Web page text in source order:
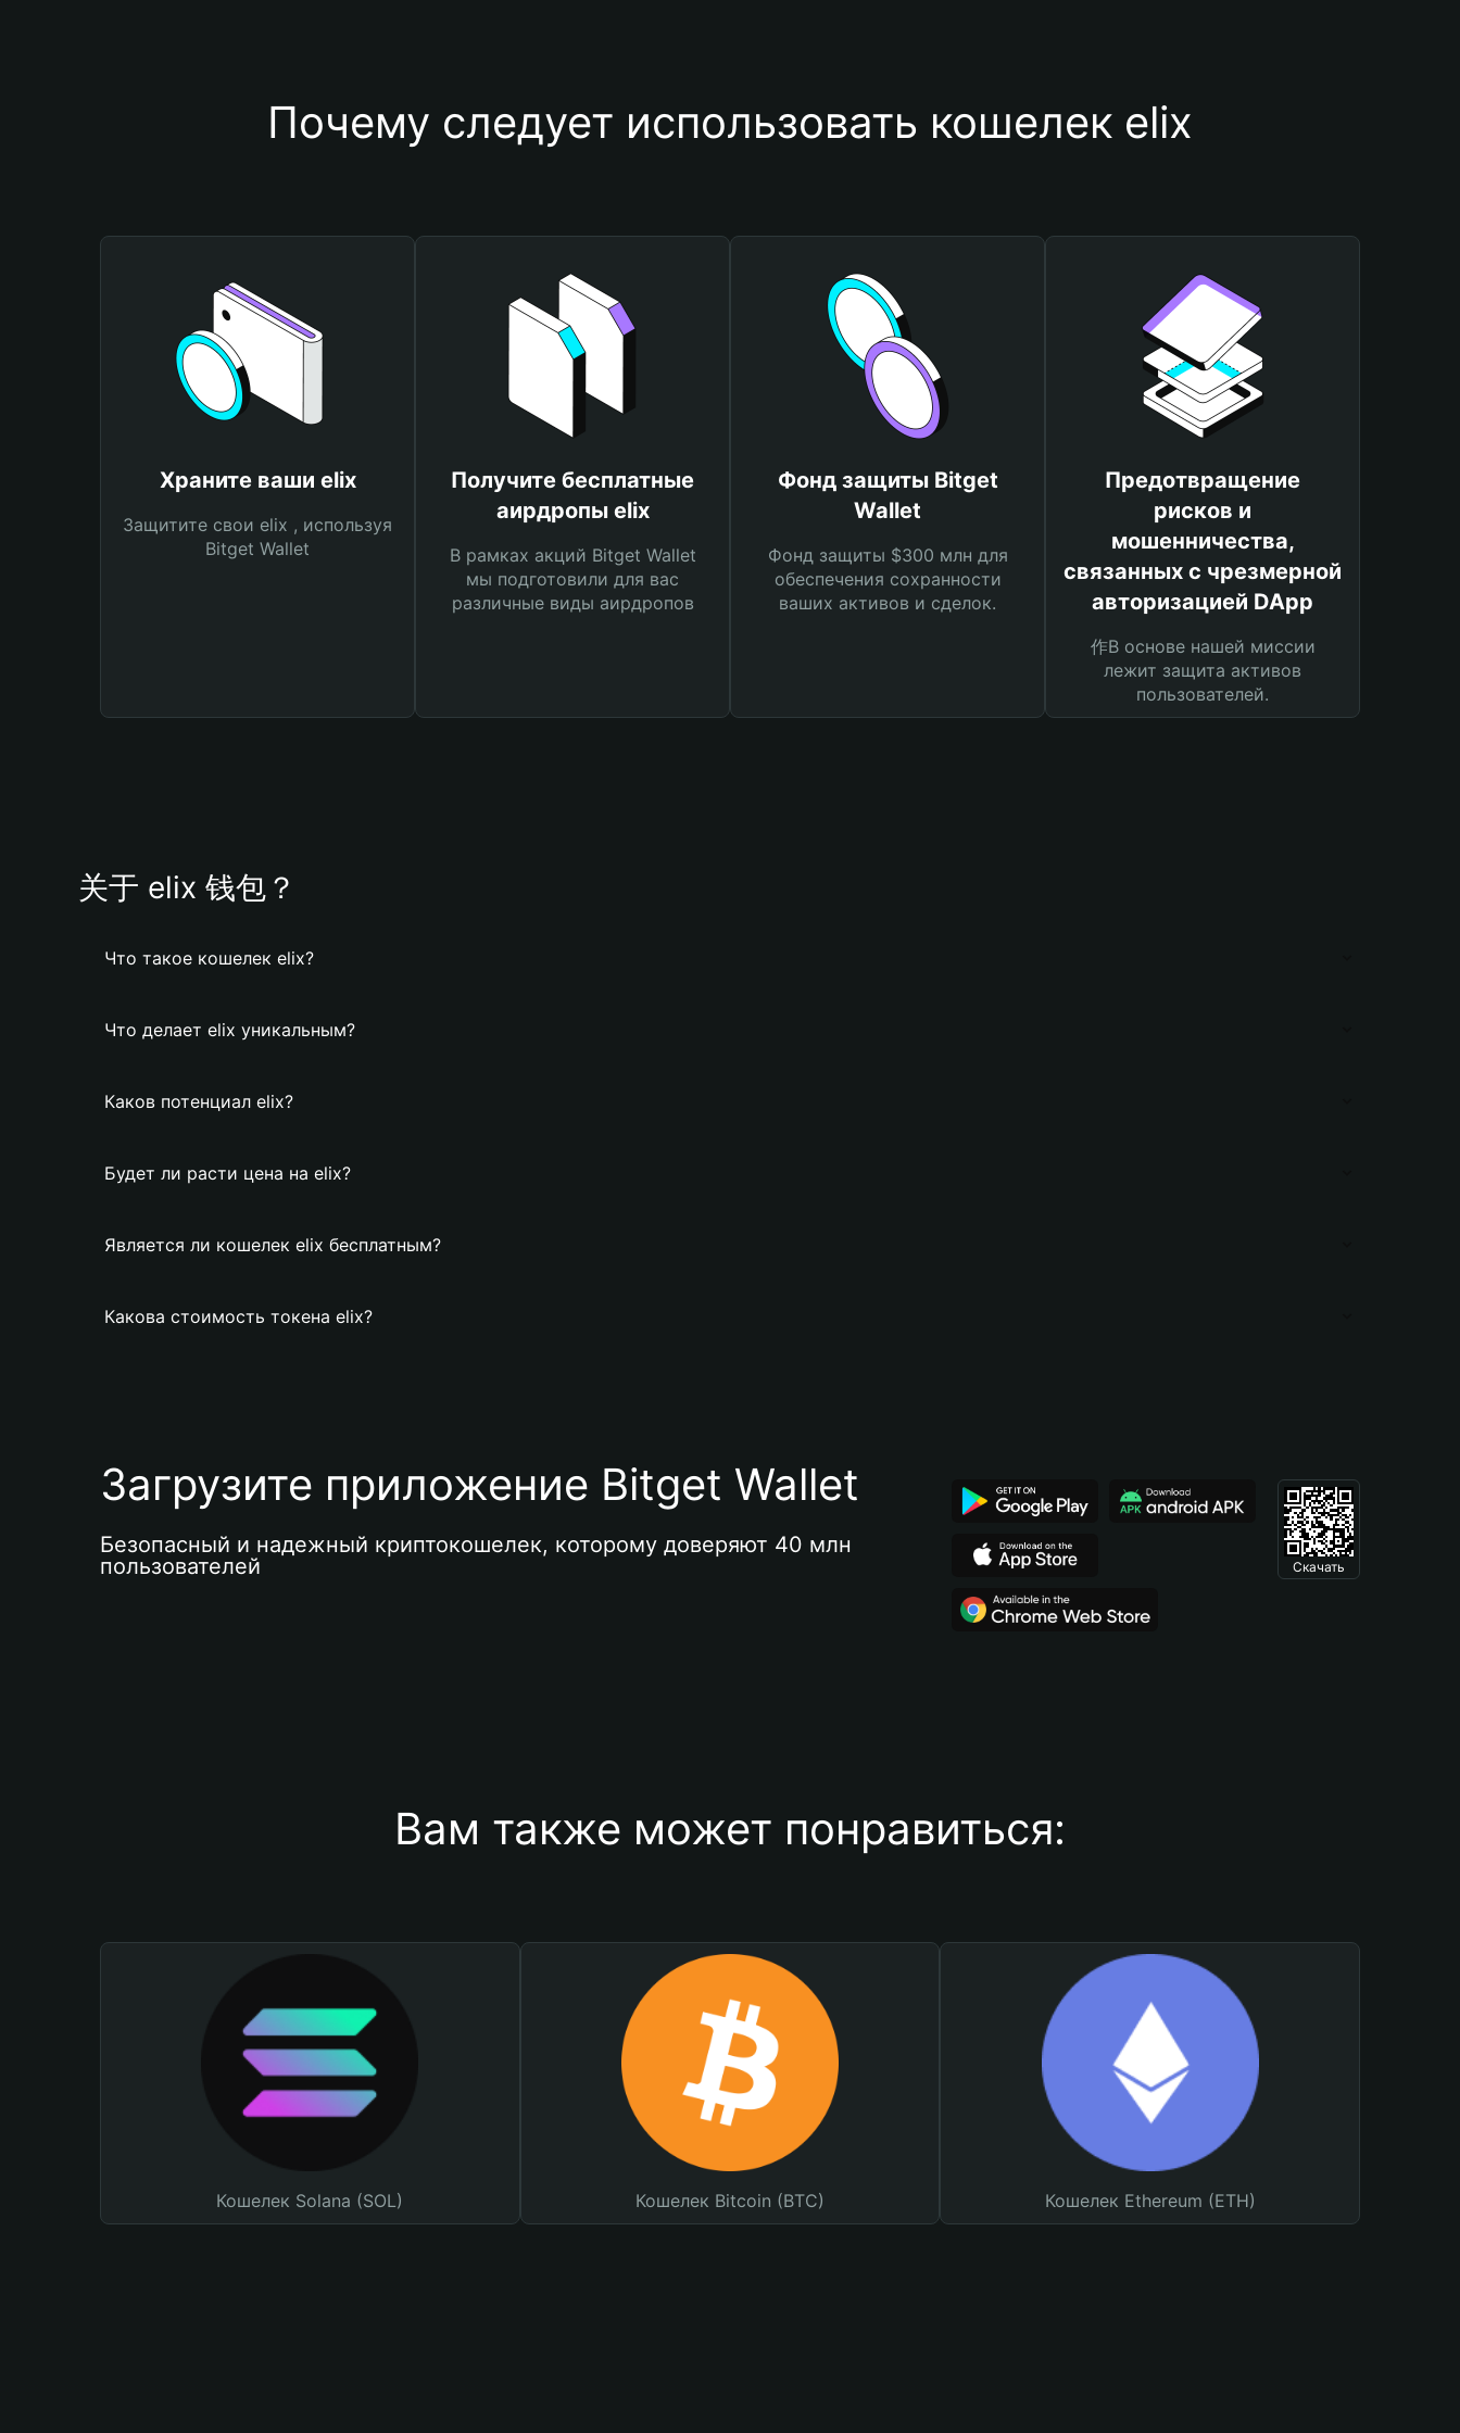
Почему следует использовать кошелек elix
Храните ваши elix
Защитите свои elix , используя
Bitget Wallet
Получите бесплатные
аирдропы elix
В рамках акций Bitget Wallet
мы подготовили для вас
различные виды аирдропов
Фонд защиты Bitget
Wallet
Фонд защиты $300 млн для
обеспечения сохранности
ваших активов и сделок.
Предотвращение
рисков и
мошенничества,
связанных с чрезмерной
авторизацией DApp
作В основе нашей миссии
лежит защита активов
пользователей.
关于 elix 钱包？
Что такое кошелек elix?
Что делает elix уникальным?
Каков потенциал elix?
Будет ли расти цена на elix?
Является ли кошелек elix бесплатным?
Какова стоимость токена elix?
Загрузите приложение Bitget Wallet
Безопасный и надежный криптокошелек, которому доверяют 40 млн
пользователей
Скачать
Вам также может понравиться:
Кошелек Solana (SOL) Кошелек Bitcoin (BTC) Кошелек Ethereum (ETH)